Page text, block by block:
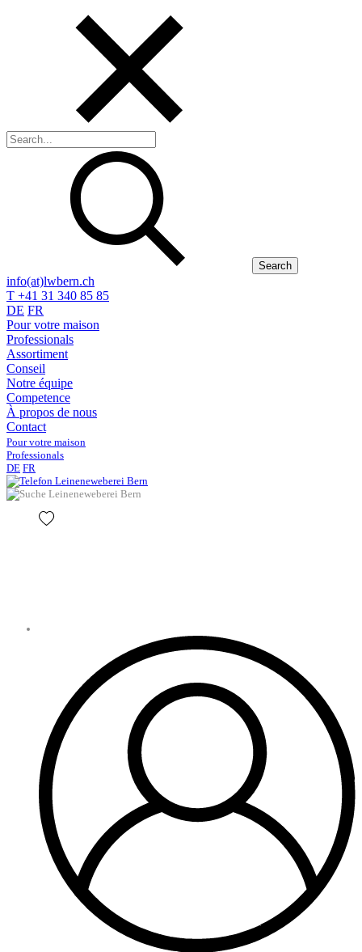
Search
info(at)lwbern.ch
T +41 31 340 85 85
DE FR
Pour votre maison
Professionals
Assortiment
Conseil
Notre équipe
Competence
À propos de nous
Contact
Pour votre maison
Professionals
DE FR